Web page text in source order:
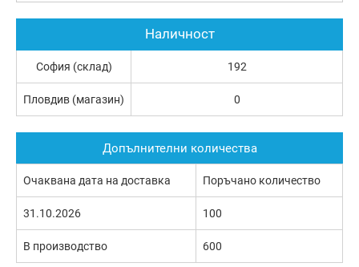
Наличност
София (склад) 192
Пловдив (магазин) 0
Допълнителни количества
Очаквана дата на доставка Поръчано количество
31.10.2026 100
В производство 600